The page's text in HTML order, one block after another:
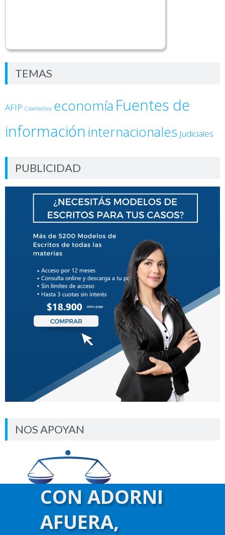
TEMAS
AFIP Ciberdelitos economía Fuentes de
información internacionales Judiciales
PUBLICIDAD
NOS APOYAN
CON ADORNI
AFUERA,